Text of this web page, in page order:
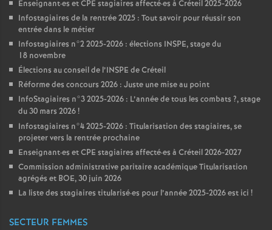
Enseignant·es etCPE stagiaires affecté·es à Créteil 2025-2026
Infostagiaires de la rentrée 2025 : Tout savoir pour réussir son
entrée dans le métier
Infostagiaires n°2 2025-2026 : élections INSPE, stage du
18 novembre
Élections au conseil de l’INSPE de Créteil
Réforme des concours 2026 : Juste une mise au point
InfoStagiaires n°3 2025-2026 : L’année de tous les combats ?, stage
du 30 mars 2026!
Infostagiaires n°4 2025-2026 : Titularisation des stagiaires, se
projeter vers la rentrée prochaine
Enseignant·es etCPE stagiaires affecté·es à Créteil 2026-2027
Commission administrative paritaire académique Titularisation
agrégés et BOE, 30 juin 2026
La liste des stagiaires titularisé·es pour l’année 2025-2026 est ici !
SECTEUR FEMMES